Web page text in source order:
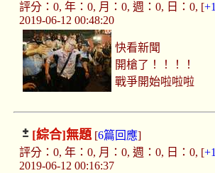
評分：0, 年：0, 月：0, 週：0, 日：0, [+1
2019-06-12 00:48:20
快看新聞
開槍了！！！！
戰爭開始啦啦啦
[綜合]無題[6篇回應]
評分：0, 年：0, 月：0, 週：0, 日：0, [+1
2019-06-12 00:16:37